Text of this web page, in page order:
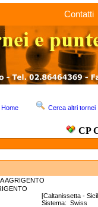
Contatti
Home Cerca altri tornei
CP
AGRIGENTO
[Caltanissetta -
Sistema: Swiss